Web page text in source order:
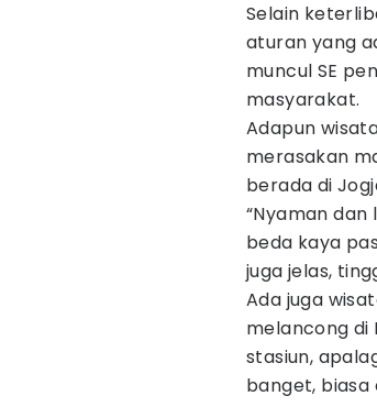
Selain
aturan yang
muncul SE
masyarakat.
Adapun
merasakan
berada di
“Nyaman
beda kaya
juga jelas,
Ada juga
melancong di
stasiun,
banget, biasa